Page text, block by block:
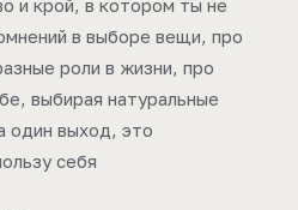
и крой, в котором ты не
в выборе вещи, про
роли в жизни, про
выбирая натуральные
один выход, это
себя